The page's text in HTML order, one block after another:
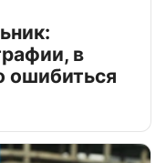
в
ошибиться